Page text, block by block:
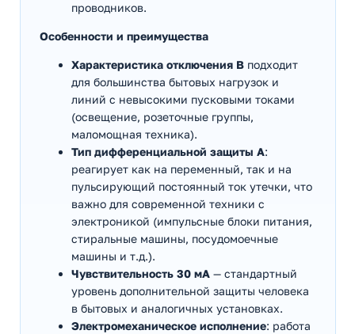
проводников.
Особенности и преимущества
Характеристика отключения B подходит
для большинства бытовых нагрузок и
линий с невысокими пусковыми токами
(освещение, розеточные группы,
маломощная техника).
Тип дифференциальной защиты A:
реагирует как на переменный, так и на
пульсирующий постоянный ток утечки, что
важно для современной техники с
электроникой (импульсные блоки питания,
стиральные машины, посудомоечные
машины и т.д.).
Чувствительность 30 мА — стандартный
уровень дополнительной защиты человека
в бытовых и аналогичных установках.
Электромеханическое исполнение: работа